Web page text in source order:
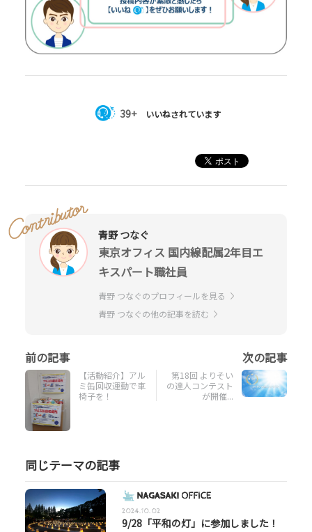
39+ いいねされています
青野 つなぐ
東京オフィス 国内線配属2年目エ
キスパート職社員
青野 つなぐのプロフィールを見る
青野 つなぐの他の記事を読む
【活動紹介】アル
ミ缶回収運動で車
椅子を！
第18回 よりそい
の達人コンテスト
が開催...
同じテーマの記事
2024.10.02
9/28「平和の灯」に参加しました！